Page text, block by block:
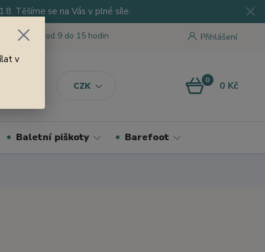
Těšíme se na Vás v plné síle.
CZK
Přihlášení
tu pro Vás od 9 do 15 hodin
0 0 Kč
Baletní piškoty Barefoot
v